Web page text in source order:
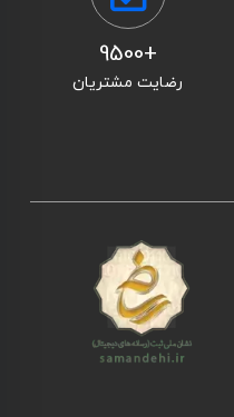
+9500
رضایت مشتریان